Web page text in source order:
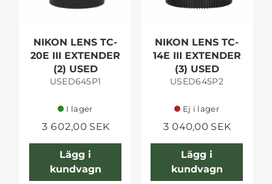
NIKON LENS TC-
20E III EXTENDER
(2) USED
USED645P1
I lager
3 602,00 SEK
Lägg i
kundvagn
NIKON LENS TC-
14E III EXTENDER
(3) USED
USED645P2
Ej i lager
3 040,00 SEK
Lägg i
kundvagn